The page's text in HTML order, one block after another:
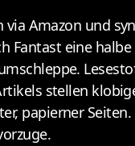
Amazon und
Fantast eine
stellen
papierner